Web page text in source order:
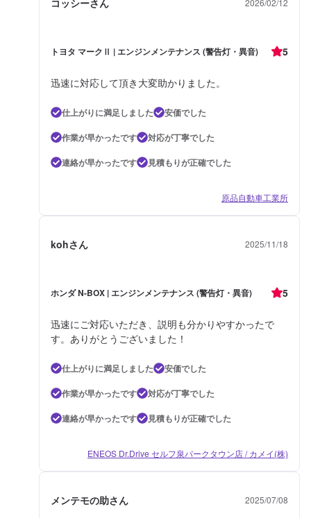
2026/02/12
トヨタ マークⅡ | エンジンメンテナンス (警告灯・異音) 5
迅速に対応して頂き大変助かりました。
仕上がりに満足しました
安価でした
作業が早かったです
対応が丁寧でした
連絡が早かったです
見積もりが正確でした
原品自動車工業所
kohさん 2025/11/18
ホンダ N-BOX | エンジンメンテナンス (警告灯・異音) 5
迅速にご対応いただき、説明も分かりやすかったで
す。ありがとうございました！
仕上がりに満足しました
安価でした
作業が早かったです
対応が丁寧でした
連絡が早かったです
見積もりが正確でした
ENEOS Dr.Drive セルフ泉パークタウン店 / カメイ(株)
メンテモの助さん 2025/07/08